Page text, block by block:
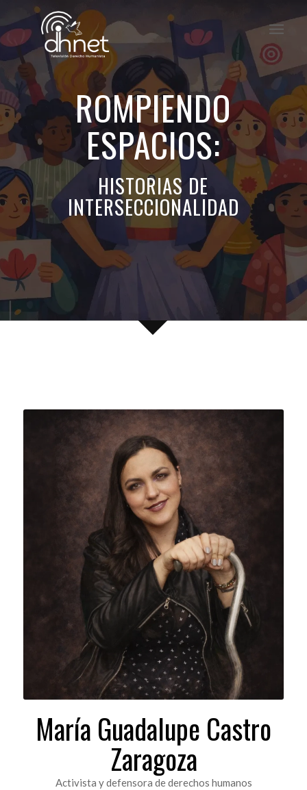
ROMPIENDO
ESPACIOS:
HISTORIAS DE
INTERSECCIONALIDAD
María Guadalupe Castro
Zaragoza
Activista y defensora de derechos humanos